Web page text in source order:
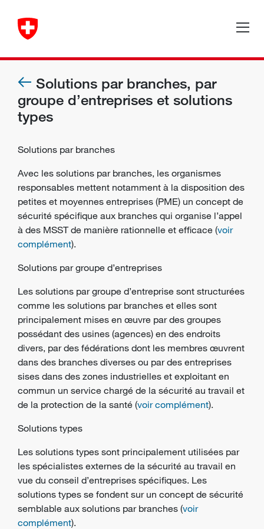
Solutions par branches, par
groupe d’entreprises et solutions
types
Solutions par branches
Avec les solutions par branches, les organismes
responsables mettent notamment à la disposition des
petites et moyennes entreprises (PME) un concept de
sécurité spécifique aux branches qui organise l’appel
à des MSST de manière rationnelle et efficace (voir
complément).
Solutions par groupe d’entreprises
Les solutions par groupe d’entreprise sont structurées
comme les solutions par branches et elles sont
principalement mises en œuvre par des groupes
possédant des usines (agences) en des endroits
divers, par des fédérations dont les membres œuvrent
dans des branches diverses ou par des entreprises
sises dans des zones industrielles et exploitant en
commun un service chargé de la sécurité au travail et
de la protection de la santé (voir complément).
Solutions types
Les solutions types sont principalement utilisées par
les spécialistes externes de la sécurité au travail en
vue du conseil d’entreprises spécifiques. Les
solutions types se fondent sur un concept de sécurité
semblable aux solutions par branches (voir
complément).